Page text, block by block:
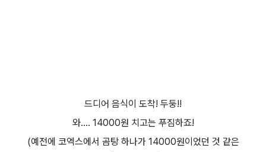
드디어 음식이 도착! 두둥!!
와.... 14000원 치고는 푸짐하죠!
(예전에 코엑스에서 곰탕 하나가 14000원이었던 것 같은